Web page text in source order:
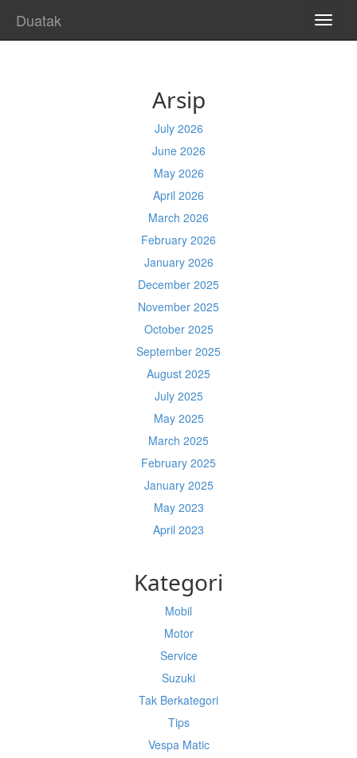
Duatak
Arsip
July 2026
June 2026
May 2026
April 2026
March 2026
February 2026
January 2026
December 2025
November 2025
October 2025
September 2025
August 2025
July 2025
May 2025
March 2025
February 2025
January 2025
May 2023
April 2023
Kategori
Mobil
Motor
Service
Suzuki
Tak Berkategori
Tips
Vespa Matic